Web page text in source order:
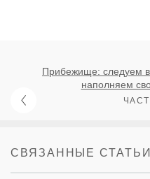
Прибежище: следуем
наполняем
СВЯЗАННЫЕ СТАТЬИ